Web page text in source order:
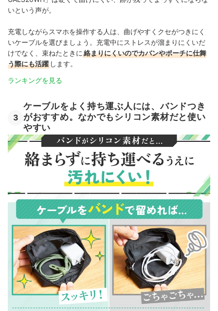
いという声が。
充電しながらスマホを操作する人は、曲げやすくクセがつきにく
いケーブルを選びましょう。充電中にストレスが溜まりにくいだ
けでなく、束ねたときに 絡まりにくいのでカバンやポーチに仕舞
う際にも活躍 します。
ランキングを見る
3
ケーブルをよく持ち運ぶ人には、バンドつき
がおすすめ。なかでもシリコン素材だと使い
やすい